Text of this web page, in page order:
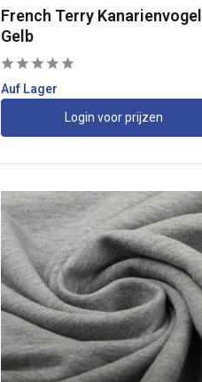
French Terry Kanarienvogel
Gelb
Auf Lager
Login voor prijzen